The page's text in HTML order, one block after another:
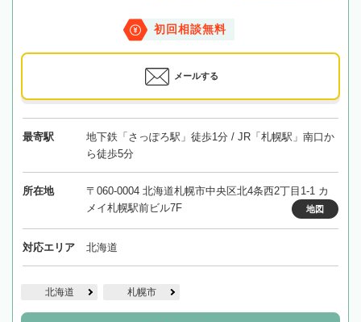
初回相談無料
メールする
最寄駅
地下鉄「さっぽろ駅」徒歩1分 / JR「札幌駅」南口か
ら徒歩5分
所在地
〒060-0004 北海道札幌市中央区北4条西2丁目1-1 カ
メイ札幌駅前ビル7F
地図
対応エリア 北海道
北海道 札幌市